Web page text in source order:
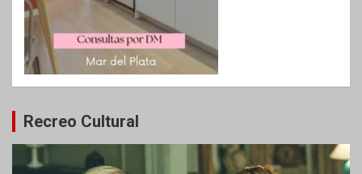
Recreo Cultural